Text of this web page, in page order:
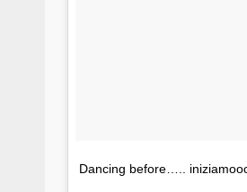
Dancing before…..